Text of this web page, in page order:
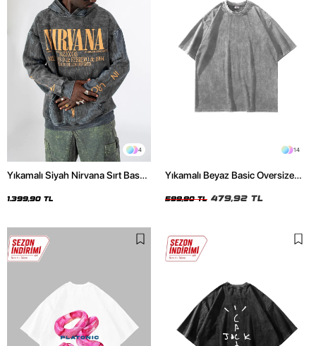
4
Yıkamalı Siyah Nirvana Sırt Baskılı
1.399,90 TL
14
Yıkamalı Beyaz Basic Oversize
599,90 TL 479,92 TL